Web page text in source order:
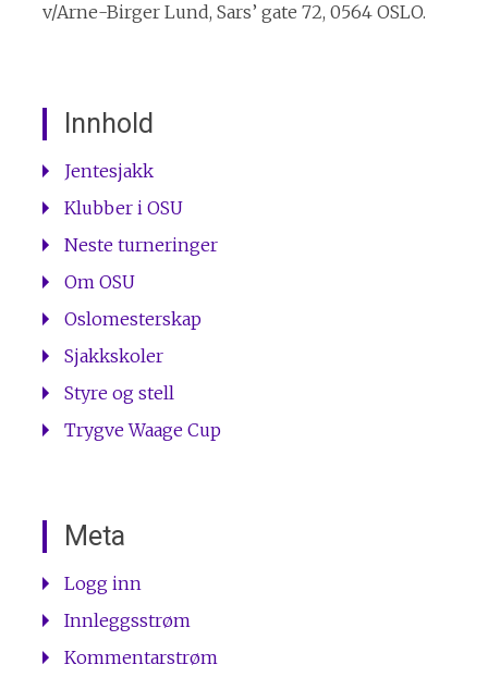
v/Arne-Birger Lund, Sars’ gate 72, 0564 OSLO.
Innhold
Jentesjakk
Klubber i OSU
Neste turneringer
Om OSU
Oslomesterskap
Sjakkskoler
Styre og stell
Trygve Waage Cup
Meta
Logg inn
Innleggsstrøm
Kommentarstrøm